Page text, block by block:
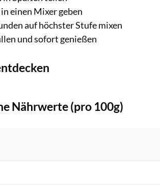
einen Mixer geben
auf höchster Stufe mixen
und sofort genießen
Nährwerte (pro 100g)